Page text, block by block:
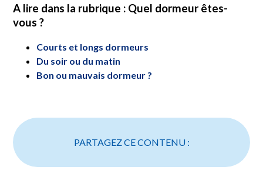
A lire dans la rubrique : Quel dormeur êtes-
vous ?
Courts et longs dormeurs
Du soir ou du matin
Bon ou mauvais dormeur ?
PARTAGEZ CE CONTENU :